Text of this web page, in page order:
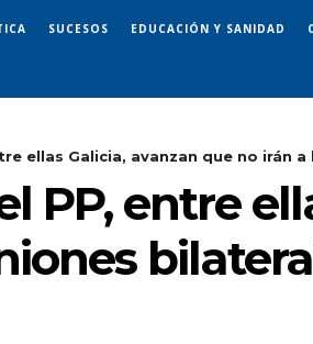
SUCESOS EDUCACIÓN Y SANIDAD
ellas Galicia, avanzan que no irán a
PP, entre